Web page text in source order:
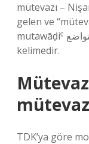
mütevazı –
gelen ve
mutawāḍiˁ متواضع kelimesinden türetilmiş bir
kelimedir.
TDK’ya göre